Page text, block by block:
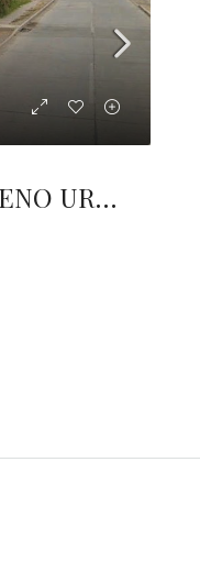
PEÑAFLOR TERRENO URBANO 3320 M2 CENTRAL